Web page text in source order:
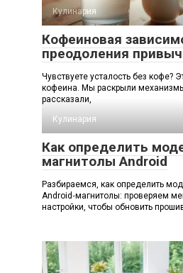
Кулинария
Кофеиновая
преодоления
Чувствуете усталость без кофе?
кофеина. Мы раскрыли
рассказали,
Кулинария
Как определить
магнитолы Android
Разбираемся, как определить
Android‑магнитолы: проверяем
настройки, чтобы обновить